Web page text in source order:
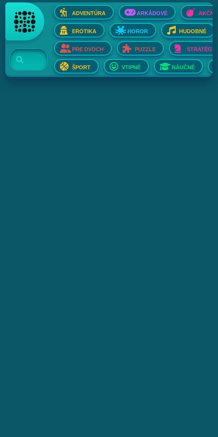
ADVENTÚRA ARKÁDOVÉ AKČNÉ
EROTIKA HOROR HUDOBNÉ
PRE DVOCH PUZZLE STRATÉGIE
ŠPORT VTIPNÉ NÁUČNÉ